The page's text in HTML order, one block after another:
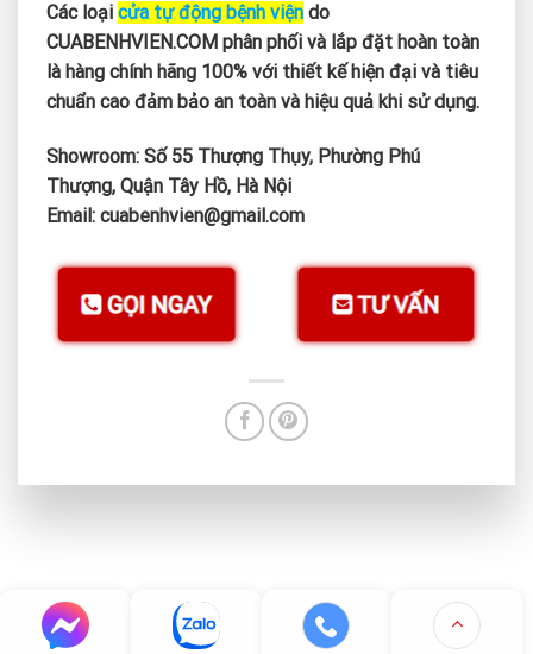
Các loại cửa tự động bệnh viện do
CUABENHVIEN.COM phân phối và lắp đặt hoàn toàn
là hàng chính hãng 100% với thiết kế hiện đại và tiêu
chuẩn cao đảm bảo an toàn và hiệu quả khi sử dụng.
Showroom: Số 55 Thượng Thụy, Phường Phú
Thượng, Quận Tây Hồ, Hà Nội
Email: cuabenhvien@gmail.com
CUABENHVIEN.COM - GIẢI PHÁP CỬA TỰ ĐỘNG BỆNH VIỆN SỐ
1 VIỆT NAM